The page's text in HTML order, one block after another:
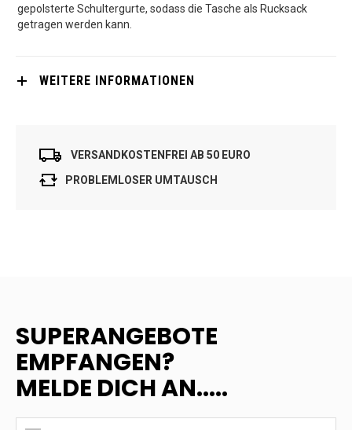
gepolsterte Schultergurte, sodass die Tasche als Rucksack
getragen werden kann.
WEITERE INFORMATIONEN
VERSANDKOSTENFREI AB 50 EURO
PROBLEMLOSER UMTAUSCH
SUPERANGEBOTE
EMPFANGEN?
MELDE DICH AN.....